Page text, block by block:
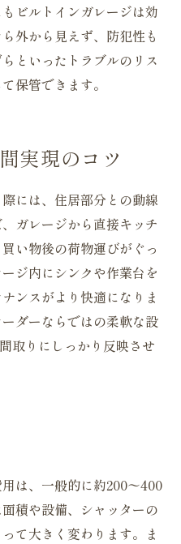
ビルトインガレージは効
外から見えず、防犯性も
といったトラブルのリス
保管できます。
実現のコツ
には、住居部分との動線
ガレージから直接キッチ
い物後の荷物運びがぐっ
ジ内にシンクや作業台を
ンスがより快適になりま
ダーならではの柔軟な設
取りにしっかり反映させ
は、一般的に約200〜400
積や設備、シャッターの
て大きく変わります。ま